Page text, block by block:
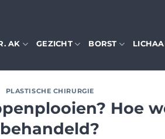
AK GEZICHT BORST
PLASTISCHE CHIRURGIE
Hoe
behandeld?